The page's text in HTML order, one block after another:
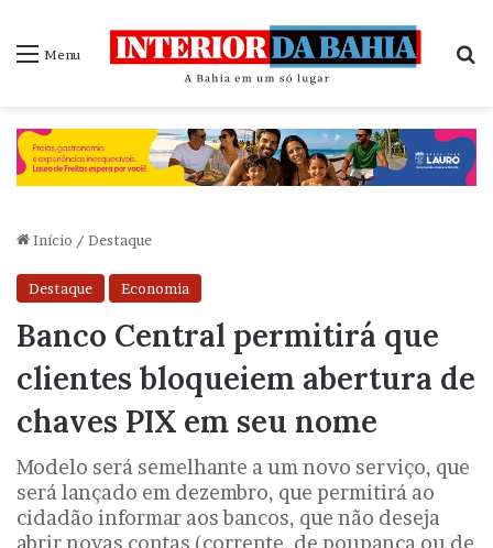
Menu
Início / Destaque
Destaque Economia
Banco Central permitirá que
clientes bloqueiem abertura de
chaves PIX em seu nome
Modelo será semelhante a um novo serviço, que
será lançado em dezembro, que permitirá ao
cidadão informar aos bancos, que não deseja